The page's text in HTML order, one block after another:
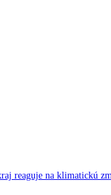
reaguje na klimatickú